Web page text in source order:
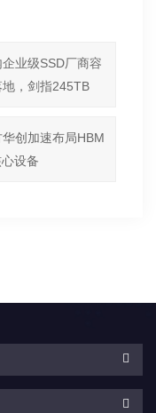
业级SSD厂商容
，剑指245TB
创加速布局HBM
设备